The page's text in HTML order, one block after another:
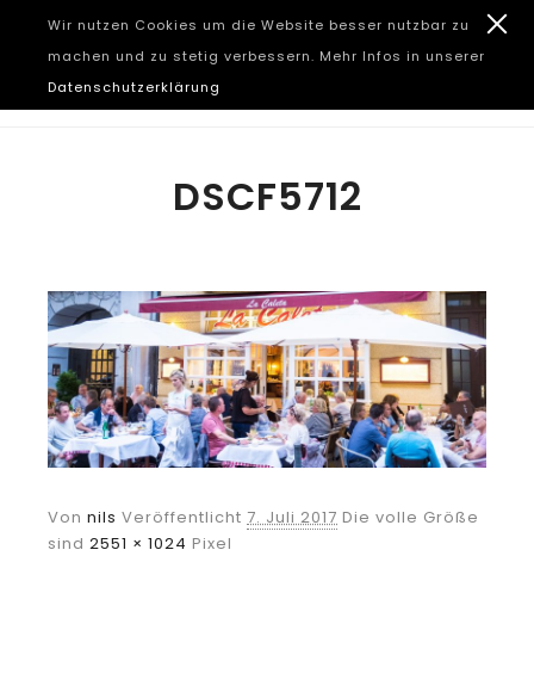
DSCF5712
Von nils Veröffentlicht 7. Juli 2017 Die volle Größe
sind 2551 × 1024 Pixel
Wir nutzen Cookies um die Website besser nutzbar zu
machen und zu stetig verbessern. Mehr Infos in unserer
Datenschutzerklärung